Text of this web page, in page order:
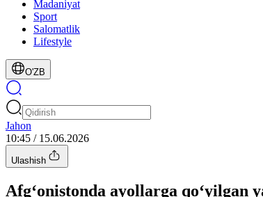
Madaniyat
Sport
Salomatlik
Lifestyle
O'ZB
Jahon
10:45 / 15.06.2026
Ulashish
Afg‘onistonda ayollarga